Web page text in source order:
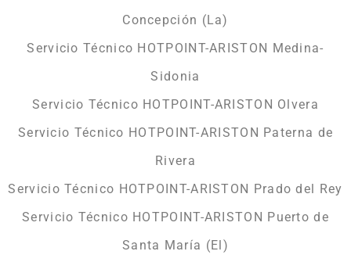
Concepción (La)
Servicio Técnico HOTPOINT-ARISTON Medina-
Sidonia
Servicio Técnico HOTPOINT-ARISTON Olvera
Servicio Técnico HOTPOINT-ARISTON Paterna de
Rivera
Servicio Técnico HOTPOINT-ARISTON Prado del Rey
Servicio Técnico HOTPOINT-ARISTON Puerto de
Santa María (El)